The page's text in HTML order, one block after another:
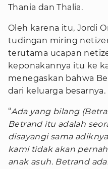
Thania dan Thalia.
Oleh karena itu, Jordi
tudingan miring
terutama ucapan
keponakannya itu ke
menegaskan bahwa
dari keluarga besarnya.
“Ada yang bilang
Betrand itu adalah
disayangi sama
kami tidak akan
anak asuh. Betrand